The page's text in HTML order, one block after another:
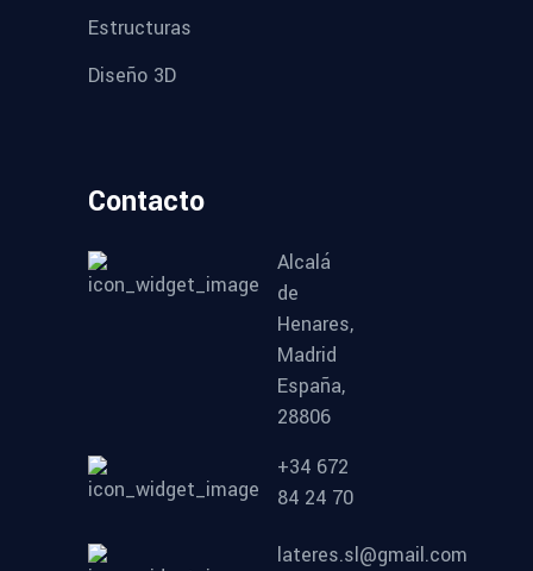
Estructuras
Diseño 3D
Contacto
Alcalá
de
Henares,
Madrid
España,
28806
+34 672
84 24 70
lateres.sl@gmail.com